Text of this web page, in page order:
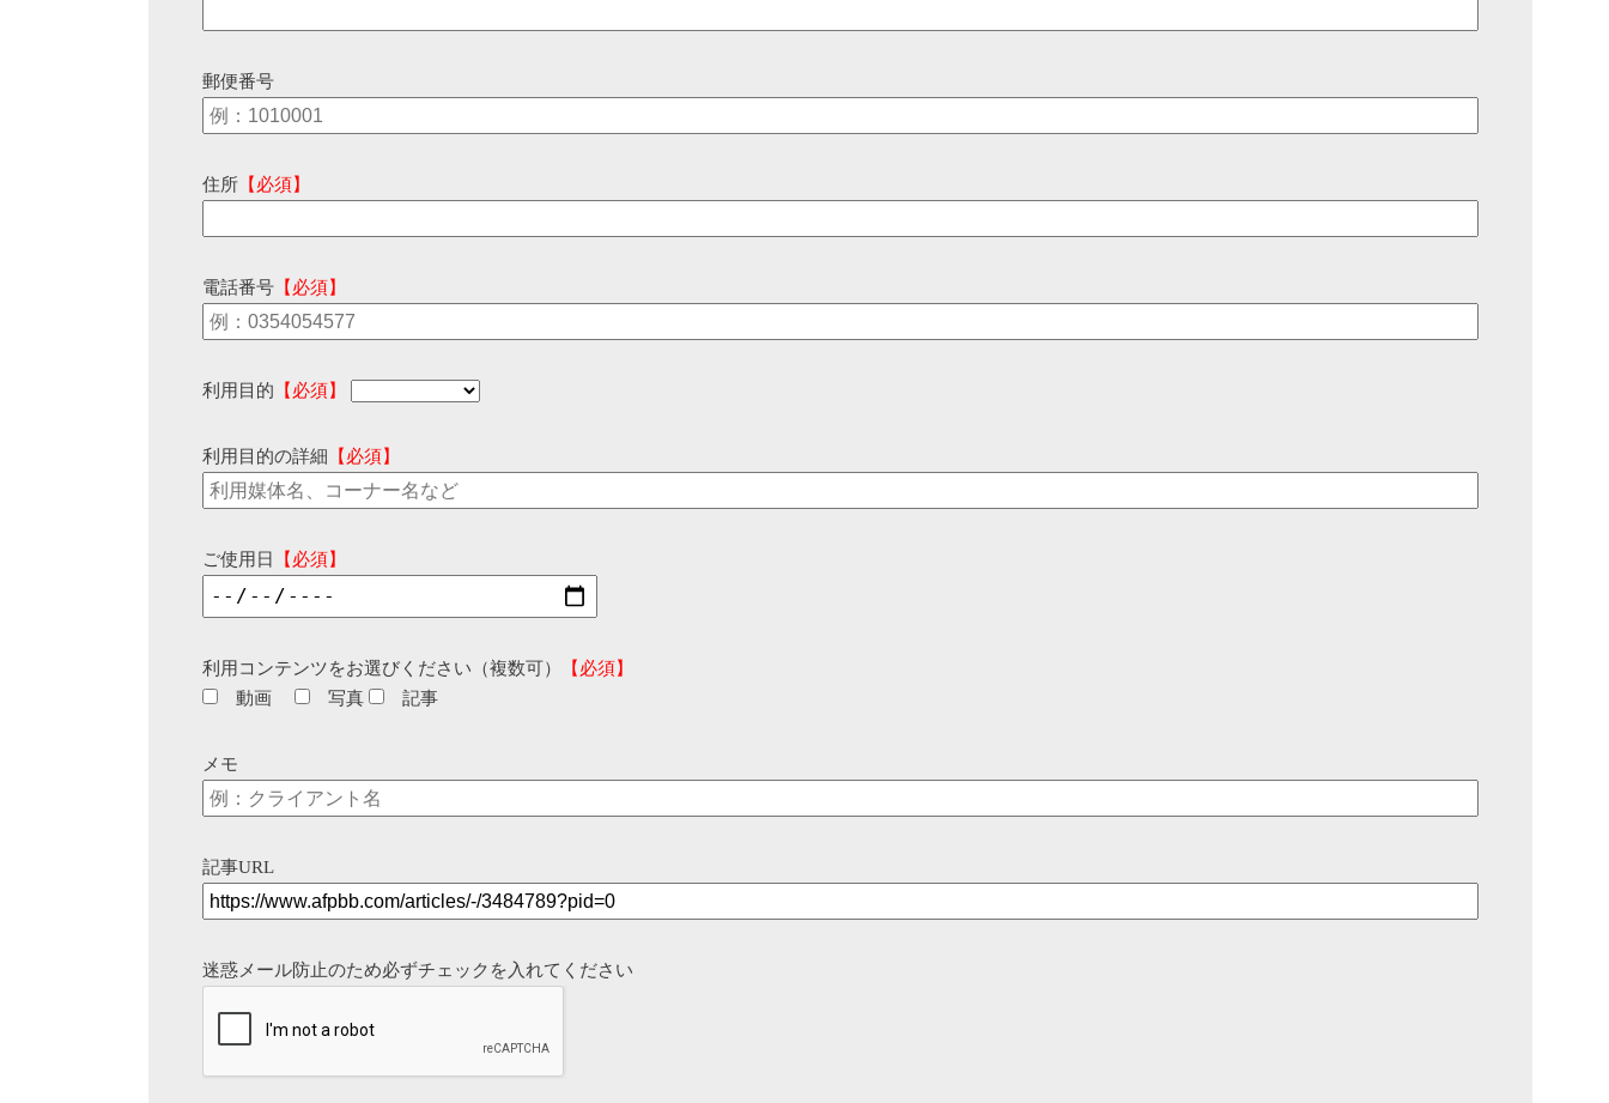
郵便番号
住所 【必須】
電話番号 【必須】
利用目的 【必須】
利用目的の詳細 【必須】
ご使用日 【必須】
利用コンテンツをお選びください（複数可）
【必須】
動画
写真 記事
メモ
記事URL
迷惑メール防止のため必ずチェックを入れてください